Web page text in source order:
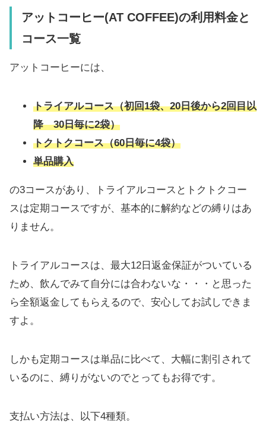
アットコーヒー(AT COFFEE)の利用料金と
コース一覧
アットコーヒーには、
トライアルコース（初回1袋、20日後から2回目以
降 30日毎に2袋）
トクトクコース（60日毎に4袋）
単品購入
の3コースがあり、トライアルコースとトクトクコー
スは定期コースですが、基本的に解約などの縛りはあ
りません。
トライアルコースは、最大12日返金保証がついている
ため、飲んでみて自分には合わないな・・・と思った
ら全額返金してもらえるので、安心してお試しできま
すよ。
しかも定期コースは単品に比べて、大幅に割引されて
いるのに、縛りがないのでとってもお得です。
支払い方法は、以下4種類。